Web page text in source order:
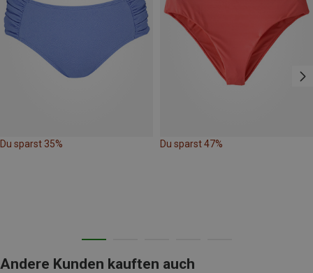
Du sparst 35% Du sparst 47%
Andere Kunden kauften auch